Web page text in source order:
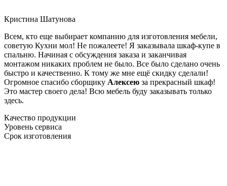
Кристина Шатунова
Всем, кто еще выбирает компанию для изготовления мебели,
советую Кухни мол! Не пожалеете! Я заказывала шкаф-купе в
спальню. Начиная с обсуждения заказа и заканчивая
монтажом никаких проблем не было. Все было сделано очень
быстро и качественно. К тому же мне ещё скидку сделали!
Огромное спасибо сборщику Алексею за прекрасный шкаф!
Это мастер своего дела! Всю мебель буду заказывать только
здесь.
Качество продукции
Уровень сервиса
Срок изготовления